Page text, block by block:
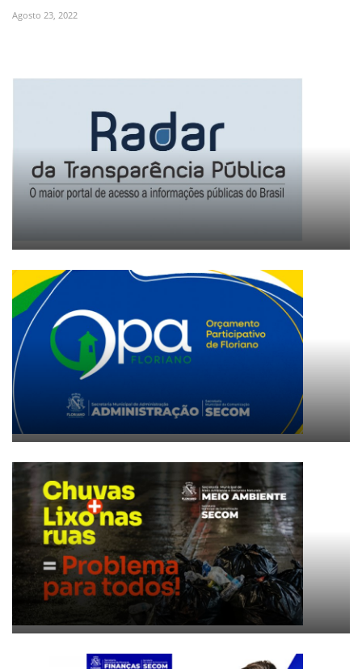
Agosto 23, 2022